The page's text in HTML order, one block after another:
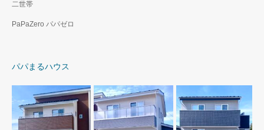
二世帯
PaPaZero パパゼロ
パパまるハウス